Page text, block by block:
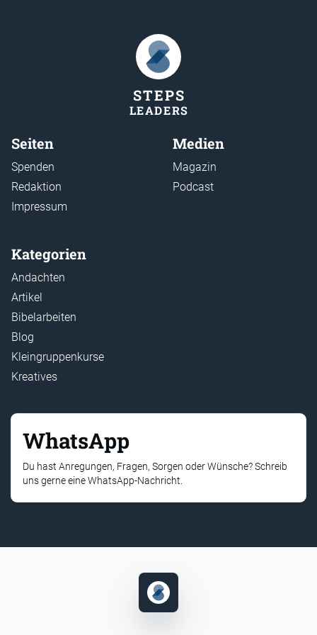
STEPS
LEADERS
Seiten
Spenden
Redaktion
Impressum
Medien
Magazin
Podcast
Kategorien
Andachten
Artikel
Bibelarbeiten
Blog
Kleingruppenkurse
Kreatives
WhatsApp
Du hast Anregungen, Fragen, Sorgen oder Wünsche? Schreib
uns gerne eine WhatsApp-Nachricht.